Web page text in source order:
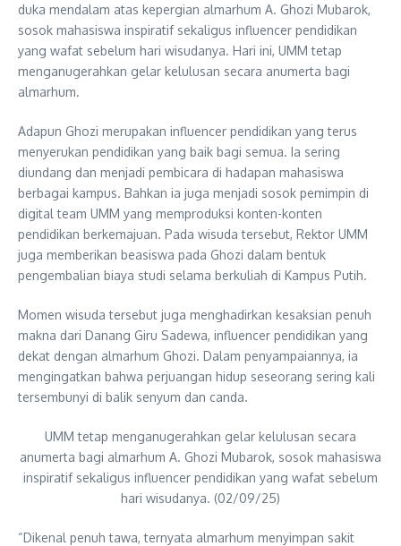
duka mendalam atas kepergian almarhum A. Ghozi Mubarok,
sosok mahasiswa inspiratif sekaligus influencer pendidikan
yang wafat sebelum hari wisudanya. Hari ini, UMM tetap
menganugerahkan gelar kelulusan secara anumerta bagi
almarhum.
Adapun Ghozi merupakan influencer pendidikan yang terus
menyerukan pendidikan yang baik bagi semua. Ia sering
diundang dan menjadi pembicara di hadapan mahasiswa
berbagai kampus. Bahkan ia juga menjadi sosok pemimpin di
digital team UMM yang memproduksi konten-konten
pendidikan berkemajuan. Pada wisuda tersebut, Rektor UMM
juga memberikan beasiswa pada Ghozi dalam bentuk
pengembalian biaya studi selama berkuliah di Kampus Putih.
Momen wisuda tersebut juga menghadirkan kesaksian penuh
makna dari Danang Giru Sadewa, influencer pendidikan yang
dekat dengan almarhum Ghozi. Dalam penyampaiannya, ia
mengingatkan bahwa perjuangan hidup seseorang sering kali
tersembunyi di balik senyum dan canda.
UMM tetap menganugerahkan gelar kelulusan secara
anumerta bagi almarhum A. Ghozi Mubarok, sosok mahasiswa
inspiratif sekaligus influencer pendidikan yang wafat sebelum
hari wisudanya. (02/09/25)
“Dikenal penuh tawa, ternyata almarhum menyimpan sakit